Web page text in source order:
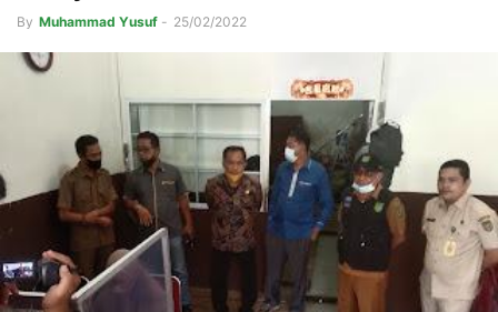
By Muhammad Yusuf - 25/02/2022